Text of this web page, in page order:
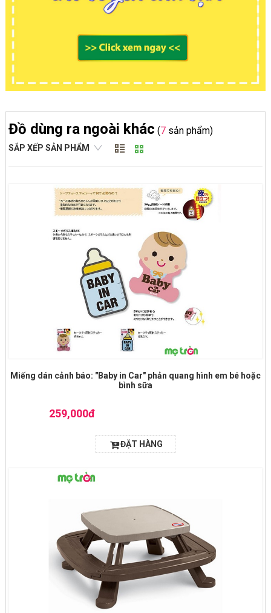
Đồ dùng ra ngoài khác (7 sản phẩm)
SẮP XẾP SẢN PHẨM
Miếng dán cảnh báo: "Baby in Car" phản quang hình em bé hoặc
bình sữa
259,000đ
ĐẶT HÀNG